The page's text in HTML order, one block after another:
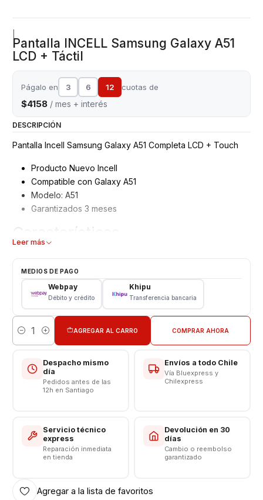
Pantalla INCELL Samsung Galaxy A51
LCD + Táctil
Págalo en 3 6 12 cuotas de
$4158 / mes + interés
DESCRIPCIÓN
Pantalla Incell Samsung Galaxy A51 Completa LCD + Touch
Producto Nuevo Incell
Compatible con Galaxy A51
Modelo: A51
Garantizados 3 meses
Características
Color: Negro
Somos VENTAS ELECTRONICAS
Leer más
MEDIOS DE PAGO
Webpay
Débito y crédito
Khipu
Transferencia bancaria
Cantidad
AGREGAR AL CARRO COMPRAR AHORA
Despacho mismo
día
Pedidos antes de las
12h en Santiago
Envíos a todo Chile
Vía Bluexpress y
Chilexpress
Servicio técnico
express
Reparación inmediata
en tienda
Devolución en 30
días
Cambio o reembolso
garantizado
Agregar a la lista de favoritos